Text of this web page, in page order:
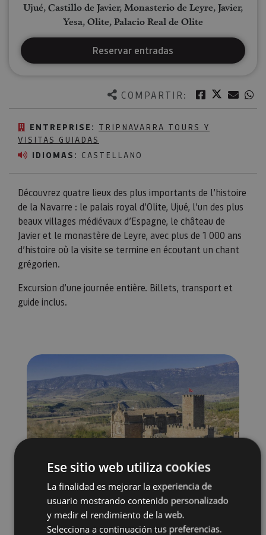
COMPARTIR: Facebook
Twitter
ENTREPRISE: TRIPNAVARRA TOURS Y
VISITAS GUIADAS
IDIOMAS: CASTELLANO
Découvrez quatre lieux des plus importants de l’histoire
de la Navarre : le palais royal d’Olite, Ujué, l’un des plus
beaux villages médiévaux d’Espagne, le château de
Javier et le monastère de Leyre, avec plus de 1 000 ans
d’histoire où la visite se termine en écoutant un chant
grégorien.
Excursion d’une journée entière. Billets, transport et
guide inclus.
Ujué, Castillo de Javier, Monasterio de Leyre, Javier,
Yesa, Olite, Palacio Real de Olite
Reservar entradas
Ese sitio web utiliza cookies
La finalidad es mejorar la experiencia de
usuario mostrando contenido personalizado
y medir el rendimiento de la web.
Selecciona a continuación tus preferencias.